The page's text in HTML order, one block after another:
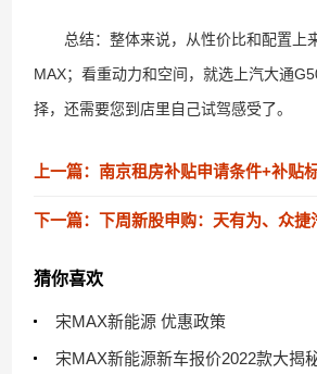
总结：整体来说，从性价比和配置上
MAX；看重动力和空间，就选上汽大通
择，还需要您到店里自己试驾感受了。
上一篇：南京租房补贴申请条件+补贴
下一篇：下周新股申购：天有为、众捷
猜你喜欢
宋MAX新能源 优惠政策
宋MAX新能源新车报价2022款大揭